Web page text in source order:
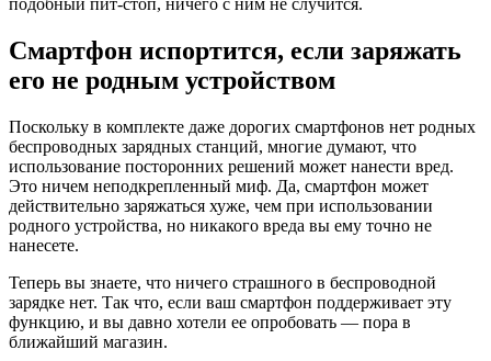
подобный пит-стоп, ничего с ним не случится.
Смартфон испортится, если заряжать
его не родным устройством
Поскольку в комплекте даже дорогих смартфонов нет родных
беспроводных зарядных станций, многие думают, что
использование посторонних решений может нанести вред.
Это ничем неподкрепленный миф. Да, смартфон может
действительно заряжаться хуже, чем при использовании
родного устройства, но никакого вреда вы ему точно не
нанесете.
Теперь вы знаете, что ничего страшного в беспроводной
зарядке нет. Так что, если ваш смартфон поддерживает эту
функцию, и вы давно хотели ее опробовать — пора в
ближайший магазин.